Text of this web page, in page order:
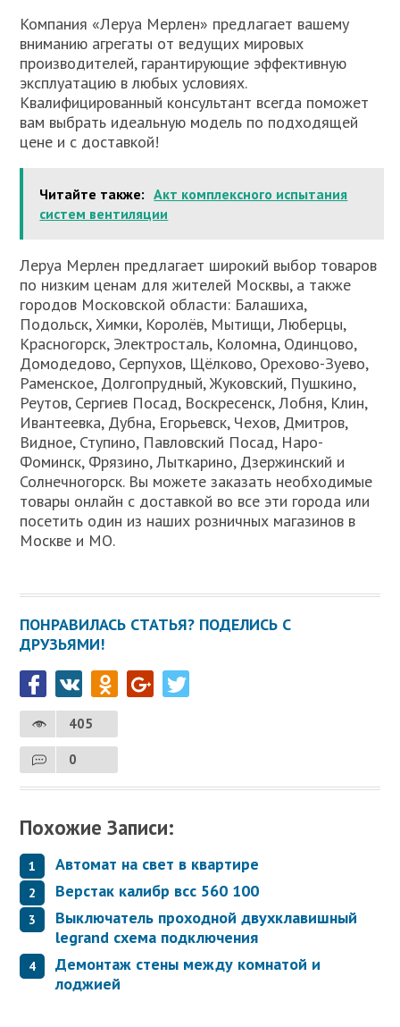
Компания «Леруа Мерлен» предлагает вашему
вниманию агрегаты от ведущих мировых
производителей, гарантирующие эффективную
эксплуатацию в любых условиях.
Квалифицированный консультант всегда поможет
вам выбрать идеальную модель по подходящей
цене и с доставкой!
Читайте также: Акт комплексного испытания
систем вентиляции
Леруа Мерлен предлагает широкий выбор товаров
по низким ценам для жителей Москвы, а также
городов Московской области: Балашиха,
Подольск, Химки, Королёв, Мытищи, Люберцы,
Красногорск, Электросталь, Коломна, Одинцово,
Домодедово, Серпухов, Щёлково, Орехово-Зуево,
Раменское, Долгопрудный, Жуковский, Пушкино,
Реутов, Сергиев Посад, Воскресенск, Лобня, Клин,
Ивантеевка, Дубна, Егорьевск, Чехов, Дмитров,
Видное, Ступино, Павловский Посад, Наро-
Фоминск, Фрязино, Лыткарино, Дзержинский и
Солнечногорск. Вы можете заказать необходимые
товары онлайн с доставкой во все эти города или
посетить один из наших розничных магазинов в
Москве и МО.
ПОНРАВИЛАСЬ СТАТЬЯ? ПОДЕЛИСЬ С
ДРУЗЬЯМИ!
405
0
Похожие Записи:
Автомат на свет в квартире
Верстак калибр всс 560 100
Выключатель проходной двухклавишный
legrand схема подключения
Демонтаж стены между комнатой и
лоджией